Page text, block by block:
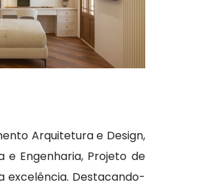
Arquitetura e Design,
Engenharia, Projeto de
excelência. Destacando-